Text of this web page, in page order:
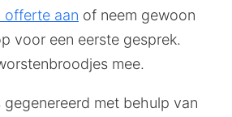
offerte aan of neem gewoon
voor een eerste gesprek.
mee.
gegenereerd met behulp van